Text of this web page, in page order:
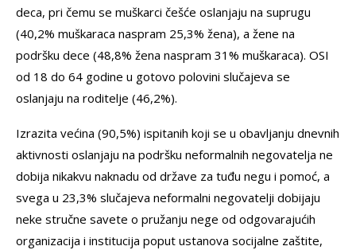
deca, pri čemu se muškarci češće oslanjaju na suprugu
(40,2% muškaraca naspram 25,3% žena), a žene na
podršku dece (48,8% žena naspram 31% muškaraca). OSI
od 18 do 64 godine u gotovo polovini slučajeva se
oslanjaju na roditelje (46,2%).
Izrazita većina (90,5%) ispitanih koji se u obavljanju dnevnih
aktivnosti oslanjaju na podršku neformalnih negovatelja ne
dobija nikakvu naknadu od države za tuđu negu i pomoć, a
svega u 23,3% slučajeva neformalni negovatelji dobijaju
neke stručne savete o pružanju nege od odgovarajućih
organizacija i institucija poput ustanova socijalne zaštite,